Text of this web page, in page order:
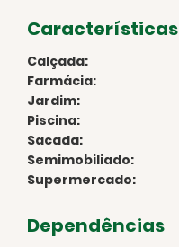
Características
Calçada:
Farmácia:
Jardim:
Piscina:
Sacada:
Semimobiliado:
Supermercado:
Dependências